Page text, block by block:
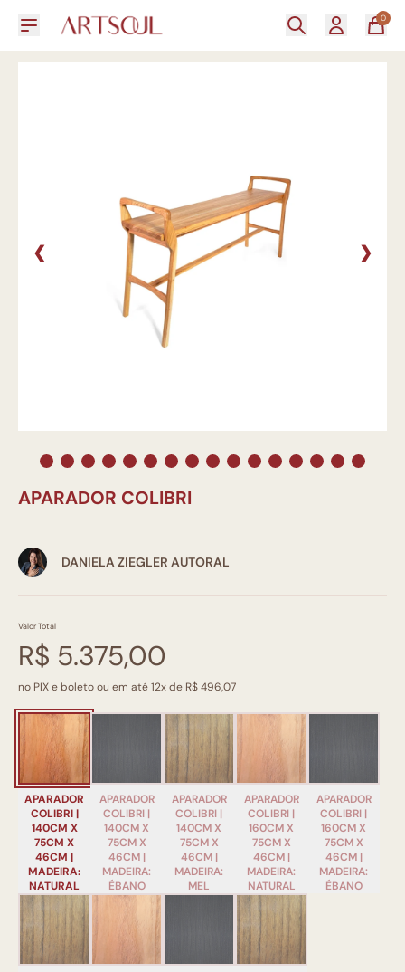
0
❮ ❯
APARADOR COLIBRI
DANIELA ZIEGLER AUTORAL
Valor Total
R$ 5.375,00
no PIX e boleto ou em até 12x de R$ 496,07
APARADOR
COLIBRI |
140CM X
75CM X
46CM |
MADEIRA:
NATURAL
APARADOR
COLIBRI |
140CM X
75CM X
46CM |
MADEIRA:
ÉBANO
APARADOR
COLIBRI |
140CM X
75CM X
46CM |
MADEIRA:
MEL
APARADOR
COLIBRI |
160CM X
75CM X
46CM |
MADEIRA:
NATURAL
APARADOR
COLIBRI |
160CM X
75CM X
46CM |
MADEIRA:
ÉBANO